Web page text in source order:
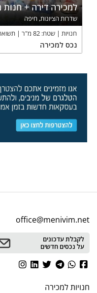
למכירה דירה +
שדרות הציונות, חיפה
חנויות
שטח: 82 מ"ר
נכס למכירה
office@menivim.net
לקבלת עדכונים
על נכסים חדשים
חנויותלמכירה